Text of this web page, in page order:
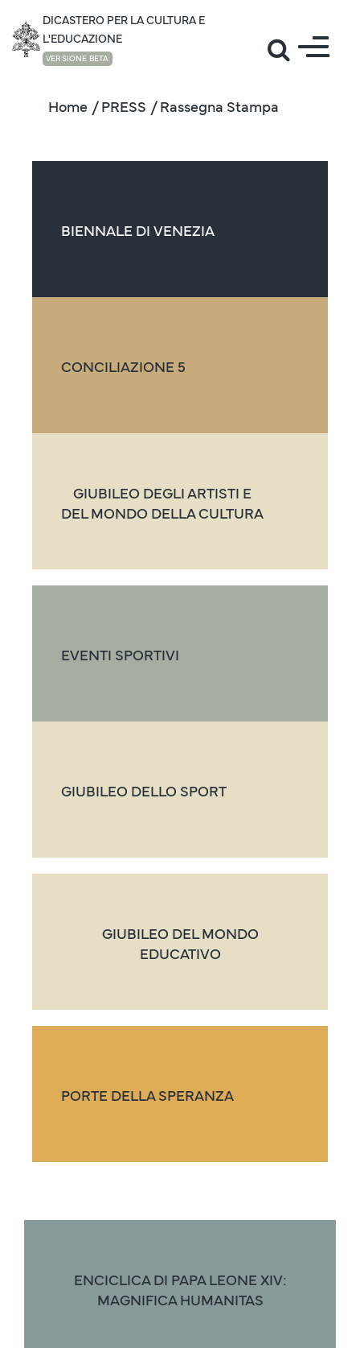
DICASTERO PER LA CULTURA E
L'EDUCAZIONE
VERSIONE BETA
Home / PRESS / Rassegna Stampa
BIENNALE DI VENEZIA
CONCILIAZIONE 5
GIUBILEO DEGLI ARTISTI E
DEL MONDO DELLA CULTURA
EVENTI SPORTIVI
GIUBILEO DELLO SPORT
GIUBILEO DEL MONDO
EDUCATIVO
PORTE DELLA SPERANZA
ENCICLICA DI PAPA LEONE XIV:
MAGNIFICA HUMANITAS